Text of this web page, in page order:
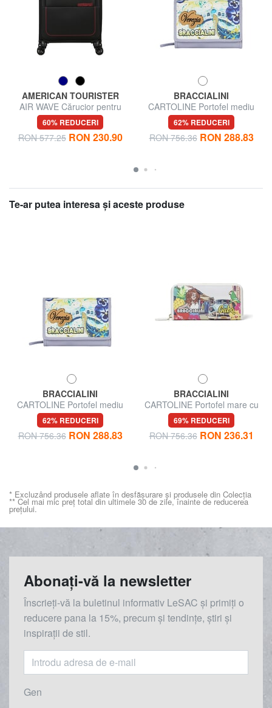
AMERICAN TOURISTER
AIR WAVE Cărucior pentru
bagaje de mână
60% REDUCERI
RON 577.25 RON 230.90
BRACCIALINI
CARTOLINE Portofel mediu
62% REDUCERI
RON 756.36 RON 288.83
Te-ar putea interesa şi aceste produse
BRACCIALINI
CARTOLINE Portofel mediu
62% REDUCERI
RON 756.36 RON 288.83
BRACCIALINI
CARTOLINE Portofel mare cu
fermoar CUBA
69% REDUCERI
RON 756.36 RON 236.31
* Excluzând produsele aflate în desfășurare și produsele din Colecția
** Cel mai mic preț total din ultimele 30 de zile, înainte de reducerea
prețului.
Abonați-vă la newsletter
Înscrieți-vă la buletinul informativ LeSAC și primiți o
reducere pana la 15%, precum și tendințe, știri și
inspirații de stil.
Gen